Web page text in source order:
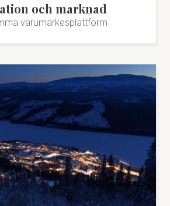
och marknad
varumärkesplattform